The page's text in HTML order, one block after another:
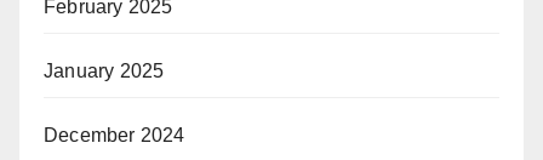
February 2025
January 2025
December 2024